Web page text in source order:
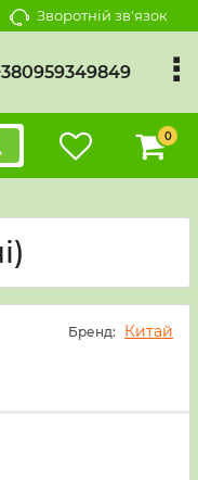
Зворотній зв'язок
0
Бренд: Китай